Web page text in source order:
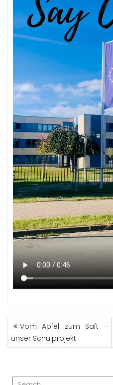
BEITRAGS-
NAVIGATION
Vom Apfel zum Saft –
unser Schulprojekt